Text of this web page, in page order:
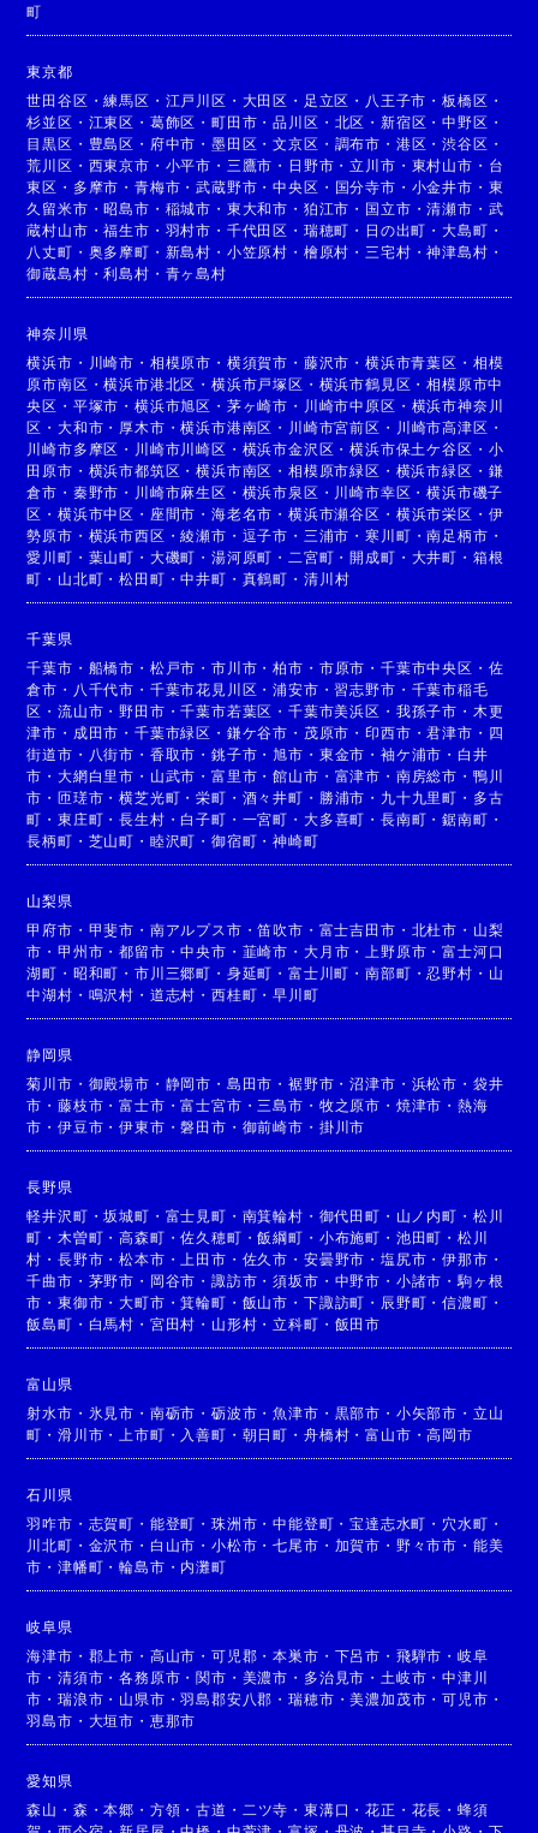
町
東京都
世田谷区 ・練馬区 ・ 江戸川区 ・ 大田区 ・ 足立区 ・ 八王子市 ・板橋区 ・
杉並区 ・ 江東区 ・ 葛飾区 ・町田市 ・品川区 ・ 北区 ・ 新宿区 ・中野区 ・
目黒区 ・ 豊島区 ・ 府中市 ・墨田区 ・文京区 ・ 調布市 ・ 港区 ・渋谷区 ・
荒川区 ・ 西東京市 ・ 小平市 ・ 三鷹市 ・ 日野市 ・立川市 ・ 東村山市 ・ 台
東区 ・ 多摩市 ・青梅市 ・武蔵野市 ・中央区 ・ 国分寺市 ・ 小金井市 ・ 東
久留米市 ・昭島市 ・ 稲城市 ・ 東大和市 ・ 狛江市 ・ 国立市 ・清瀬市 ・ 武
蔵村山市 ・福生市 ・ 羽村市 ・ 千代田区 ・ 瑞穂町 ・ 日の出町 ・大島町 ・
八丈町 ・ 奥多摩町 ・ 新島村 ・ 小笠原村 ・ 檜原村 ・ 三宅村 ・神津島村 ・
御蔵島村 ・利島村 ・ 青ヶ島村
神奈川県
横浜市 ・ 川崎市 ・ 相模原市 ・ 横須賀市 ・ 藤沢市 ・横浜市青葉区 ・ 相模
原市南区 ・横浜市港北区 ・横浜市戸塚区 ・ 横浜市鶴見区 ・相模原市中
央区 ・ 平塚市 ・横浜市旭区 ・ 茅ヶ崎市 ・ 川崎市中原区 ・ 横浜市神奈川
区 ・大和市 ・ 厚木市 ・横浜市港南区 ・ 川崎市宮前区 ・ 川崎市高津区 ・
川崎市多摩区 ・ 川崎市川崎区 ・ 横浜市金沢区 ・横浜市保土ケ谷区 ・ 小
田原市 ・ 横浜市都筑区 ・横浜市南区 ・相模原市緑区 ・ 横浜市緑区 ・ 鎌
倉市 ・ 秦野市 ・ 川崎市麻生区 ・ 横浜市泉区 ・ 川崎市幸区 ・横浜市磯子
区 ・横浜市中区 ・ 座間市 ・海老名市 ・横浜市瀬谷区 ・ 横浜市栄区 ・ 伊
勢原市 ・ 横浜市西区 ・綾瀬市 ・ 逗子市 ・ 三浦市 ・寒川町 ・南足柄市 ・
愛川町 ・ 葉山町 ・ 大磯町 ・湯河原町 ・ 二宮町 ・開成町 ・ 大井町 ・ 箱根
町 ・ 山北町 ・松田町 ・中井町 ・ 真鶴町 ・ 清川村
千葉県
千葉市 ・ 船橋市 ・ 松戸市 ・市川市 ・柏市 ・ 市原市 ・ 千葉市中央区 ・ 佐
倉市 ・ 八千代市 ・ 千葉市花見川区 ・浦安市 ・習志野市 ・ 千葉市稲毛
区 ・流山市 ・野田市 ・千葉市若葉区 ・千葉市美浜区 ・ 我孫子市 ・ 木更
津市 ・ 成田市 ・千葉市緑区 ・ 鎌ケ谷市 ・ 茂原市 ・印西市 ・君津市 ・ 四
街道市 ・ 八街市 ・ 香取市 ・銚子市 ・旭市 ・ 東金市 ・ 袖ケ浦市 ・ 白井
市 ・大網白里市 ・ 山武市 ・富里市 ・館山市 ・ 富津市 ・ 南房総市 ・ 鴨川
市 ・匝瑳市 ・横芝光町 ・栄町 ・ 酒々井町 ・ 勝浦市 ・ 九十九里町 ・ 多古
町 ・東庄町 ・長生村 ・ 白子町 ・ 一宮町 ・ 大多喜町 ・ 長南町 ・鋸南町 ・
長柄町 ・ 芝山町 ・ 睦沢町 ・御宿町 ・神崎町
山梨県
甲府市 ・ 甲斐市 ・ 南アルプス市 ・笛吹市 ・ 富士吉田市 ・ 北杜市 ・ 山梨
市 ・甲州市 ・都留市 ・中央市 ・ 韮崎市 ・ 大月市 ・ 上野原市 ・富士河口
湖町 ・ 昭和町 ・市川三郷町 ・ 身延町 ・富士川町 ・南部町 ・忍野村 ・ 山
中湖村 ・ 鳴沢村 ・ 道志村 ・西桂町 ・早川町
静岡県
菊川市 ・ 御殿場市 ・ 静岡市 ・ 島田市 ・裾野市 ・沼津市 ・ 浜松市 ・ 袋井
市 ・藤枝市 ・富士市 ・富士宮市 ・ 三島市 ・ 牧之原市 ・ 焼津市 ・ 熱海
市 ・伊豆市 ・伊東市 ・磐田市 ・ 御前崎市 ・ 掛川市
長野県
軽井沢町 ・坂城町 ・ 富士見町 ・ 南箕輪村 ・ 御代田町 ・ 山ノ内町 ・ 松川
町 ・ 木曽町 ・高森町 ・佐久穂町 ・飯綱町 ・ 小布施町 ・ 池田町 ・ 松川
村 ・長野市 ・松本市 ・ 上田市 ・ 佐久市 ・ 安曇野市 ・ 塩尻市 ・伊那市 ・
千曲市 ・ 茅野市 ・ 岡谷市 ・諏訪市 ・須坂市 ・ 中野市 ・ 小諸市 ・ 駒ヶ根
市 ・東御市 ・大町市 ・箕輪町 ・ 飯山市 ・ 下諏訪町 ・ 辰野町 ・信濃町 ・
飯島町 ・ 白馬村 ・ 宮田村 ・ 山形村 ・立科町 ・ 飯田市
富山県
射水市 ・ 氷見市 ・ 南砺市 ・砺波市 ・魚津市 ・ 黒部市 ・ 小矢部市 ・ 立山
町 ・滑川市 ・ 上市町 ・ 入善町 ・ 朝日町 ・ 舟橋村 ・富山市 ・高岡市
石川県
羽咋市 ・ 志賀町 ・ 能登町 ・珠洲市 ・中能登町 ・宝達志水町 ・ 穴水町 ・
川北町 ・ 金沢市 ・ 白山市 ・小松市 ・七尾市 ・ 加賀市 ・ 野々市市 ・ 能美
市 ・津幡町 ・輪島市 ・ 内灘町
岐阜県
海津市 ・ 郡上市 ・ 高山市 ・可児郡 ・本巣市 ・ 下呂市 ・ 飛騨市 ・ 岐阜
市 ・清須市 ・各務原市 ・関市 ・ 美濃市 ・ 多治見市 ・ 土岐市 ・中津川
市 ・瑞浪市 ・ 山県市 ・羽島郡安八郡 ・瑞穂市 ・美濃加茂市 ・可児市 ・
羽島市 ・ 大垣市 ・ 恵那市
愛知県
森山 ・ 森 ・本郷 ・ 方領 ・古道 ・ 二ツ寺 ・ 東溝口 ・花正 ・ 花長 ・ 蜂須